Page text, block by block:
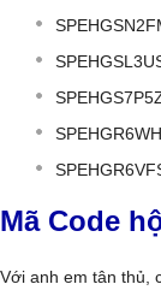
Mã Code
Với anh em tân thủ,